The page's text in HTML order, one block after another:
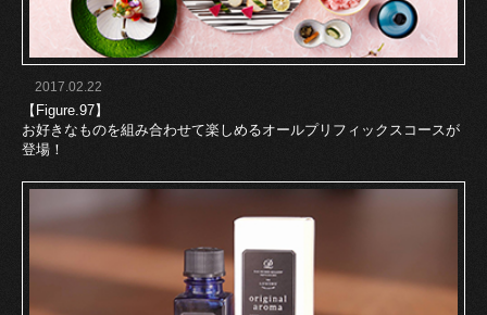
2017.02.22
【Figure.97】
お好きなものを組み合わせて楽しめるオールプリフィックスコースが
登場！